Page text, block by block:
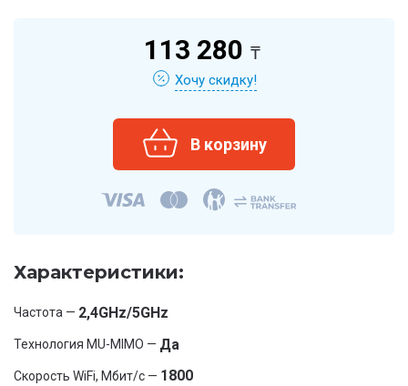
113 280 ₸
Хочу скидку!
Характеристики:
Частота — 2,4GHz/5GHz
Технология MU-MIMO — Да
Скорость WiFi, Мбит/с — 1800